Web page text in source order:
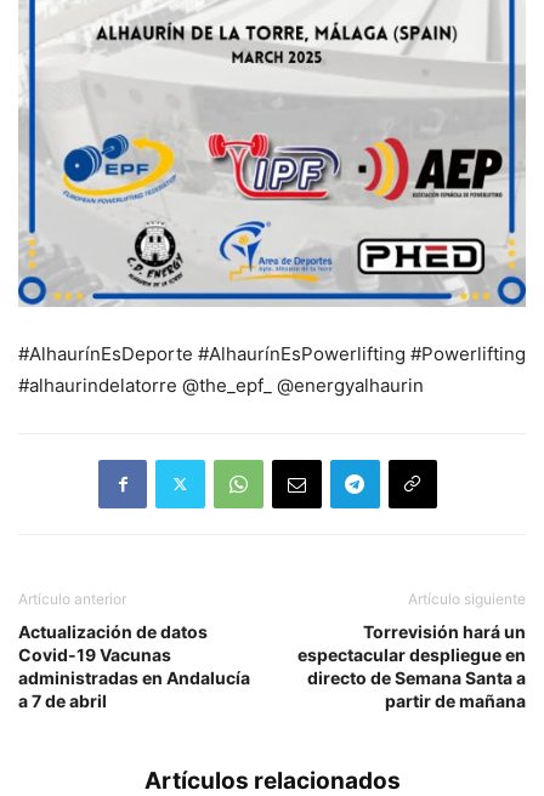
#AlhaurínEsDeporte #AlhaurínEsPowerlifting #Powerlifting
#alhaurindelatorre @the_epf_ @energyalhaurin
Artículo anterior
Actualización de datos
Covid-19 Vacunas
administradas en Andalucía
a 7 de abril
Artículo siguiente
Torrevisión hará un
espectacular despliegue en
directo de Semana Santa a
partir de mañana
Artículos relacionados